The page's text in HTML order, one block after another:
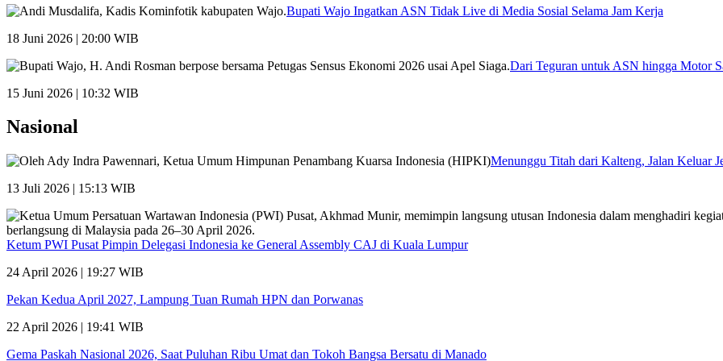
Bupati Wajo Ingatkan ASN Tidak Live di Media Sosial Selama Jam Kerja
18 Juni 2026 | 20:00 WIB
Dari Teguran untuk ASN hingga Motor
15 Juni 2026 | 10:32 WIB
Nasional
Menunggu Titah dari Kalteng, Jalan Keluar
13 Juli 2026 | 15:13 WIB
Ketum PWI Pusat Pimpin Delegasi Indonesia ke General Assembly CAJ di Kuala Lumpur
24 April 2026 | 19:27 WIB
Pekan Kedua April 2027, Lampung Tuan Rumah HPN dan Porwanas
22 April 2026 | 19:41 WIB
Gema Paskah Nasional 2026, Saat Puluhan Ribu Umat dan Tokoh Bangsa Bersatu di Manado